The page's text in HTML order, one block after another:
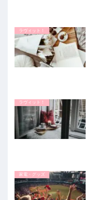
ラヴィット！
ラヴィット！
家電・グッズ